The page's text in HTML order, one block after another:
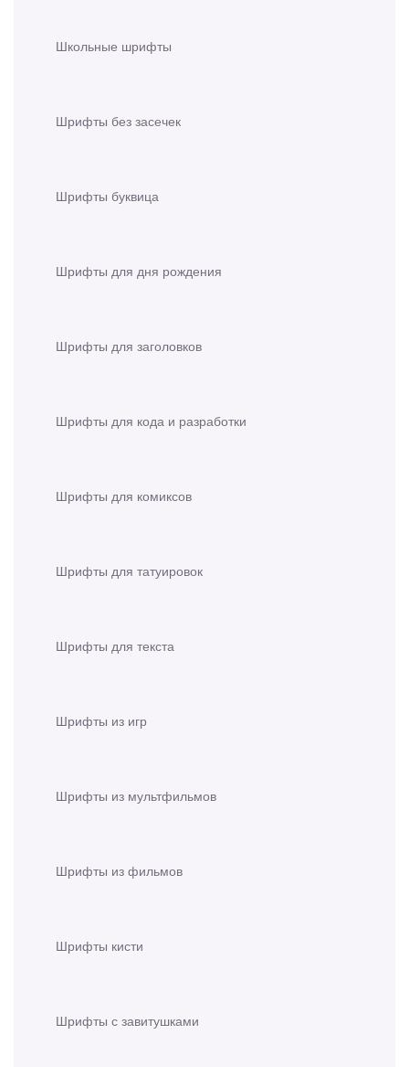
Школьные шрифты
Шрифты без засечек
Шрифты буквица
Шрифты для дня рождения
Шрифты для заголовков
Шрифты для кода и разработки
Шрифты для комиксов
Шрифты для татуировок
Шрифты для текста
Шрифты из игр
Шрифты из мультфильмов
Шрифты из фильмов
Шрифты кисти
Шрифты с завитушками